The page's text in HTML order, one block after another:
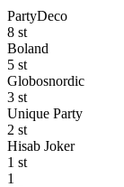
PartyDeco
8 st
Boland
5 st
Globosnordic
3 st
Unique Party
2 st
Hisab Joker
1 st
1